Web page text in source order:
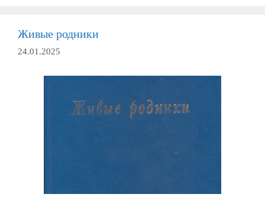
Живые родники
24.01.2025